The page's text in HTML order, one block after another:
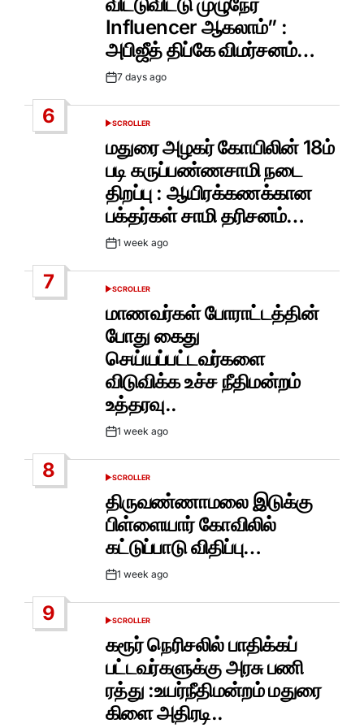
Influencer ஆகலாம்” :
அபிஜீத் திப்கே விமர்சனம்…
Post7 days ago
6
POSTED
SCROLLER
மதுரை அழகர் கோயிலின் 18ம்
படி கருப்பண்ணசாமி நடை
திறப்பு : ஆயிரக்கணக்கான
பக்தர்கள் சாமி தரிசனம்…
Post1 week ago
7
POSTED
SCROLLER
மாணவர்கள் போராட்டத்தின்
போது கைது
செய்யப்பட்டவர்களை
விடுவிக்க உச்ச நீதிமன்றம்
உத்தரவு..
Post1 week ago
8
POSTED
SCROLLER
திருவண்ணாமலை இடுக்கு
பிள்ளையார் கோவிலில்
கட்டுப்பாடு விதிப்பு…
Post1 week ago
9
POSTED
SCROLLER
கரூர் நெரிசலில் பாதிக்கப்
பட்டவர்களுக்கு அரசு பணி
ரத்து :உயர்நீதிமன்றம் மதுரை
கிளை அதிரடி..